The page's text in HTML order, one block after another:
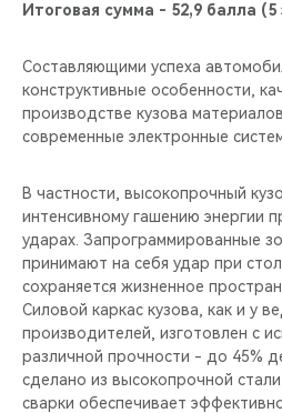
Итоговая сумма - 52,9 балла (5
Составляющими успеха
конструктивные особенности,
производстве кузова
современные электронные
В частности, высокопрочный
интенсивному гашению энергии
ударах. Запрограммированные
принимают на себя удар при
сохраняется жизненное
Силовой каркас кузова, как и у
производителей, изготовлен с
различной прочности - до 45%
сделано из высокопрочной
сварки обеспечивает